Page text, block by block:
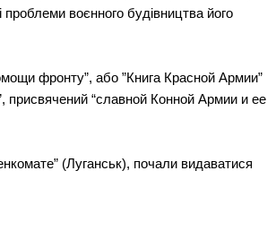
воєнного будівництва його
фронту”, або ”Книга Красной Армии”
присвячений “славной Конной Армии и ее
(Луганськ), почали видаватися